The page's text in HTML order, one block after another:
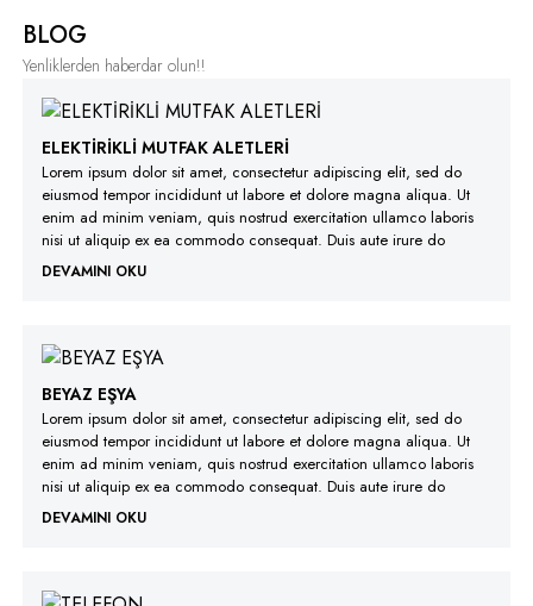
BLOG
Yenliklerden haberdar olun!!
ELEKTİRİKLİ MUTFAK ALETLERİ
Lorem ipsum dolor sit amet, consectetur adipiscing elit, sed do
eiusmod tempor incididunt ut labore et dolore magna aliqua. Ut
enim ad minim veniam, quis nostrud exercitation ullamco laboris
nisi ut aliquip ex ea commodo consequat. Duis aute irure do
DEVAMINI OKU
BEYAZ EŞYA
Lorem ipsum dolor sit amet, consectetur adipiscing elit, sed do
eiusmod tempor incididunt ut labore et dolore magna aliqua. Ut
enim ad minim veniam, quis nostrud exercitation ullamco laboris
nisi ut aliquip ex ea commodo consequat. Duis aute irure do
DEVAMINI OKU